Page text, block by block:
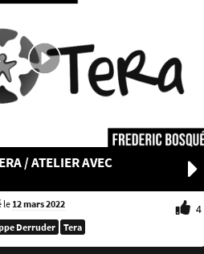
/ ATELIER AVEC
le12 mars 2022 4
Derruder Tera